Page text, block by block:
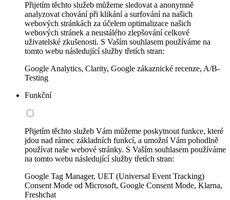
Přijetím těchto služeb můžeme sledovat a anonymně
analyzovat chování při klikání a surfování na našich
webových stránkách za účelem optimalizace našich
webových stránek a neustálého zlepšování celkové
uživatelské zkušenosti. S Vaším souhlasem používáme na
tomto webu následující služby třetích stran:
Google Analytics, Clarity, Google zákaznické recenze, A/B-
Testing
Funkční
Přijetím těchto služeb Vám můžeme poskytnout funkce, které
jdou nad rámec základních funkcí, a umožní Vám pohodlně
používat naše webové stránky. S Vaším souhlasem používáme
na tomto webu následující služby třetích stran:
Google Tag Manager, UET (Universal Event Tracking)
Consent Mode od Microsoft, Google Consent Mode, Klarna,
Freshchat